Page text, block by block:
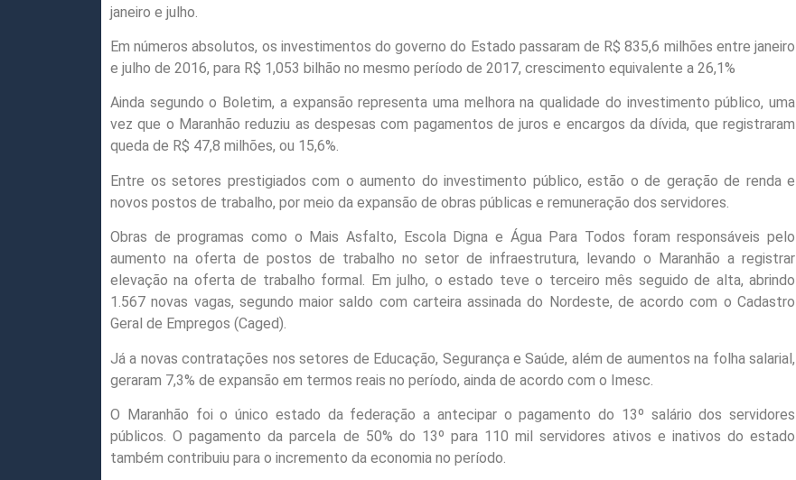
janeiro e julho.
Em números absolutos, os investimentos do governo do Estado passaram de R$ 835,6 milhões entre janeiro
e julho de 2016, para R$ 1,053 bilhão no mesmo período de 2017, crescimento equivalente a 26,1%
Ainda segundo o Boletim, a expansão representa uma melhora na qualidade do investimento público, uma
vez que o Maranhão reduziu as despesas com pagamentos de juros e encargos da dívida, que registraram
queda de R$ 47,8 milhões, ou 15,6%.
Entre os setores prestigiados com o aumento do investimento público, estão o de geração de renda e
novos postos de trabalho, por meio da expansão de obras públicas e remuneração dos servidores.
Obras de programas como o Mais Asfalto, Escola Digna e Água Para Todos foram responsáveis pelo
aumento na oferta de postos de trabalho no setor de infraestrutura, levando o Maranhão a registrar
elevação na oferta de trabalho formal. Em julho, o estado teve o terceiro mês seguido de alta, abrindo
1.567 novas vagas, segundo maior saldo com carteira assinada do Nordeste, de acordo com o Cadastro
Geral de Empregos (Caged).
Já a novas contratações nos setores de Educação, Segurança e Saúde, além de aumentos na folha salarial,
geraram 7,3% de expansão em termos reais no período, ainda de acordo com o Imesc.
O Maranhão foi o único estado da federação a antecipar o pagamento do 13º salário dos servidores
públicos. O pagamento da parcela de 50% do 13º para 110 mil servidores ativos e inativos do estado
também contribuiu para o incremento da economia no período.